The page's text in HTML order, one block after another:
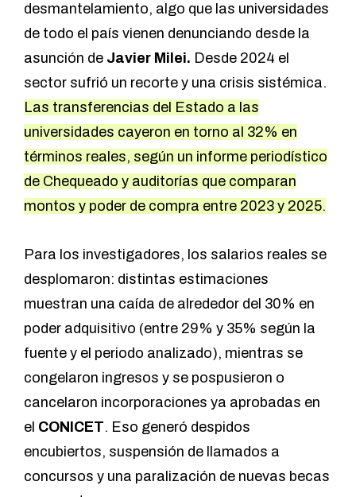
desmantelamiento, algo que las universidades
de todo el país vienen denunciando desde la
asunción de Javier Milei. Desde 2024 el
sector sufrió un recorte y una crisis sistémica.
Las transferencias del Estado a las
universidades cayeron en torno al 32% en
términos reales, según un informe periodístico
de Chequeado y auditorías que comparan
montos y poder de compra entre 2023 y 2025.
Para los investigadores, los salarios reales se
desplomaron: distintas estimaciones
muestran una caída de alrededor del 30% en
poder adquisitivo (entre 29% y 35% según la
fuente y el periodo analizado), mientras se
congelaron ingresos y se pospusieron o
cancelaron incorporaciones ya aprobadas en
el CONICET. Eso generó despidos
encubiertos, suspensión de llamados a
concursos y una paralización de nuevas becas